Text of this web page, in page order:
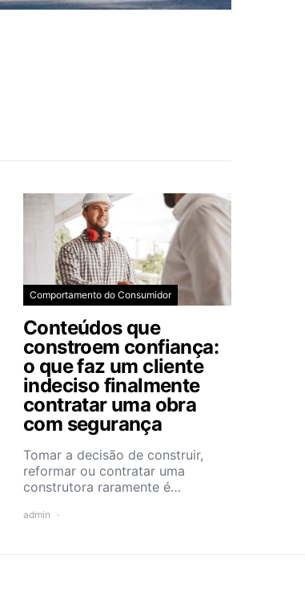
Comportamento do Consumidor
Conteúdos que
constroem confiança:
o que faz um cliente
indeciso finalmente
contratar uma obra
com segurança
Tomar a decisão de construir,
reformar ou contratar uma
construtora raramente é…
admin